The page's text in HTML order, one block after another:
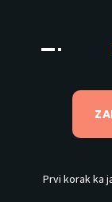
Prvi korak ka